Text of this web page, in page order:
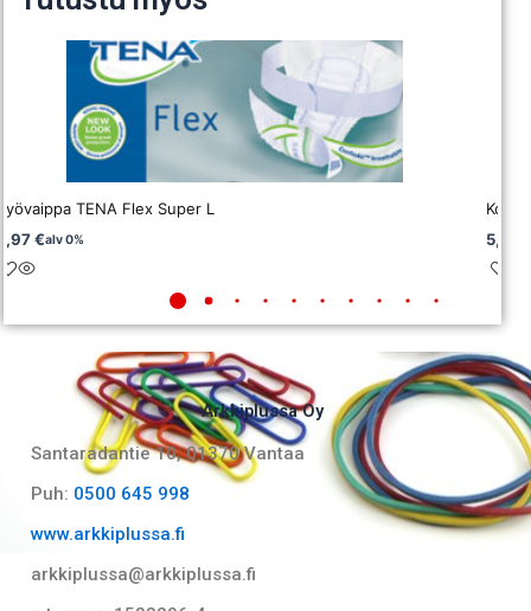
TENA Flex Super L
€alv 0%
5,70
Arkkiplussa Oy
Santaradantie 10, 01370 Vantaa​
Puh: 0500 645 998
www.arkkiplussa.fi
arkkiplussa@arkkiplussa.fi